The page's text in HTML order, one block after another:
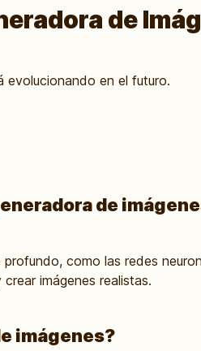
de
evolucionando en el futuro.
de
como las redes
imágenes realistas.
imágenes?